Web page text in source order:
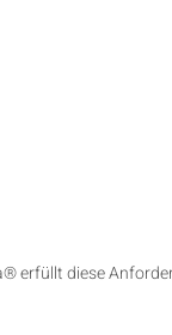
erfüllt diese